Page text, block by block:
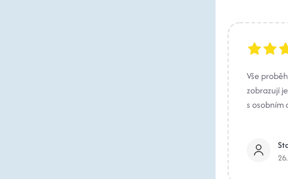
Vše
zobrazují
s osobním